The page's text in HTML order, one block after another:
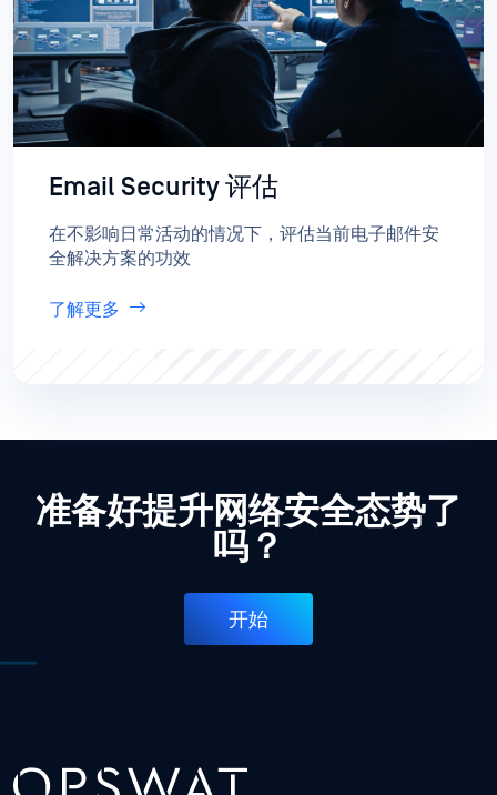
Email Security 评估
在不影响日常活动的情况下，评估当前电子邮件安
全解决方案的功效
了解更多
准备好提升网络安全态势了
吗？
开始